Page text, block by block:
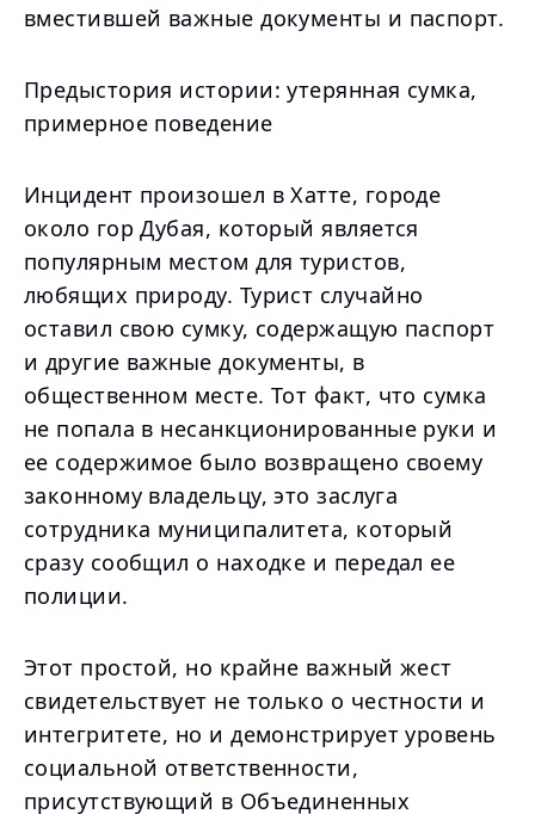
вместившей важные документы и паспорт.
Предыстория истории: утерянная сумка,
примерное поведение
Инцидент произошел в Хатте, городе
около гор Дубая, который является
популярным местом для туристов,
любящих природу. Турист случайно
оставил свою сумку, содержащую паспорт
и другие важные документы, в
общественном месте. Тот факт, что сумка
не попала в несанкционированные руки и
ее содержимое было возвращено своему
законному владельцу, это заслуга
сотрудника муниципалитета, который
сразу сообщил о находке и передал ее
полиции.
Этот простой, но крайне важный жест
свидетельствует не только о честности и
интегритете, но и демонстрирует уровень
социальной ответственности,
присутствующий в Объединенных